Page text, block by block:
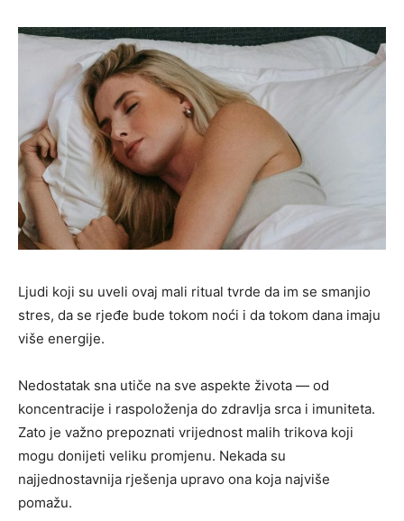
Ljudi koji su uveli ovaj mali ritual tvrde da im se smanjio
stres, da se rjeđe bude tokom noći i da tokom dana imaju
više energije.
Nedostatak sna utiče na sve aspekte života — od
koncentracije i raspoloženja do zdravlja srca i imuniteta.
Zato je važno prepoznati vrijednost malih trikova koji
mogu donijeti veliku promjenu. Nekada su
najjednostavnija rješenja upravo ona koja najviše
pomažu.